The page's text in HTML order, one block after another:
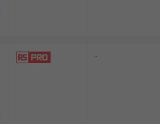
-